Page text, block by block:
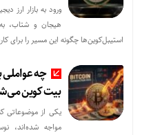
ورود به بازار ارز
هیجان و شتاب،
استیبل‌کوین‌ها چگونه این مسیر را برای
چه عواملی
بیت کوین
یکی از موضوعاتی
مواجه شده‌اند،